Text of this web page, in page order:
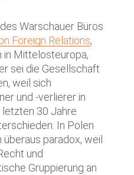
Warschauer Büros
Foreign Relations,
in Mittelosteuropa,
sei die Gesellschaft
weil sich
und -verlierer in
30 Jahre
In Polen
paradox, weil
und
Gruppierung an